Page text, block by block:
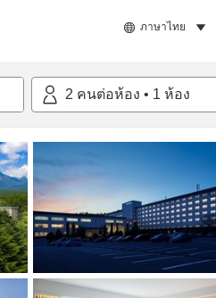
ภาษาไทย
2 คนต่อห้อง • 1 ห้อง